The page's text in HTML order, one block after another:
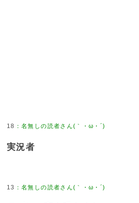
18 ：名無しの読者さん(｀・ω・´)
実況者
13 ：名無しの読者さん(｀・ω・´)